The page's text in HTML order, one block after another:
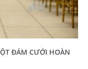
ĐÁM CƯỚI HOÀN